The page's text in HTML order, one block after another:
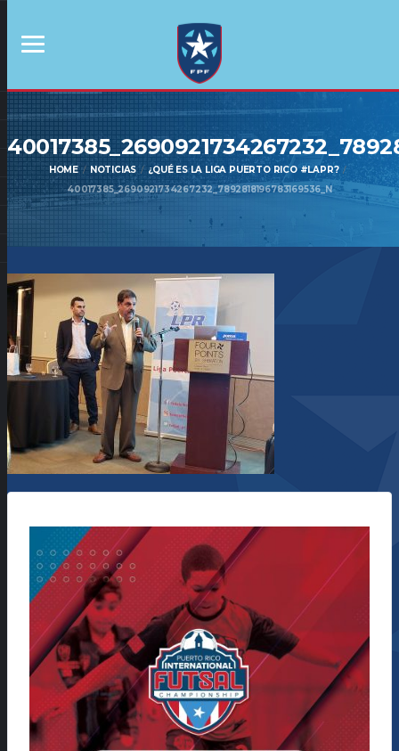
HOME NOTICIAS
¿QUÉ ES LA LIGA PUERTO RICO #LAPR?
40017385_2690921734267232_7892818196783169536_N